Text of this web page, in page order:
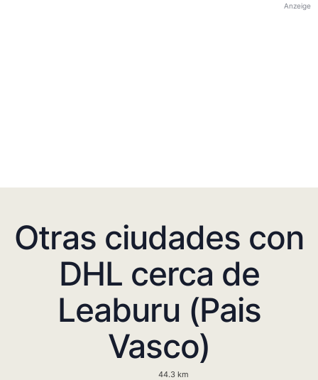
Anzeige
Otras ciudades con
DHL cerca de
Leaburu (Pais
Vasco)
44.3 km